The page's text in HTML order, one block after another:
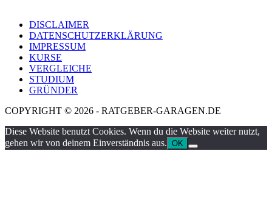
DISCLAIMER
DATENSCHUTZERKLÄRUNG
IMPRESSUM
KURSE
VERGLEICHE
STUDIUM
GRÜNDER
COPYRIGHT © 2026 - RATGEBER-GARAGEN.DE
Diese Website benutzt Cookies. Wenn du die Website weiter nutzt,
gehen wir von deinem Einverständnis aus. OK